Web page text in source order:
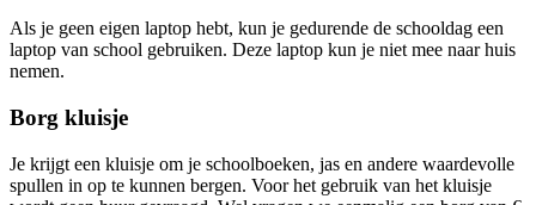
Als je geen eigen laptop hebt, kun je gedurende de schooldag een
laptop van school gebruiken. Deze laptop kun je niet mee naar huis
nemen.
Borg kluisje
Je krijgt een kluisje om je schoolboeken, jas en andere waardevolle
spullen in op te kunnen bergen. Voor het gebruik van het kluisje